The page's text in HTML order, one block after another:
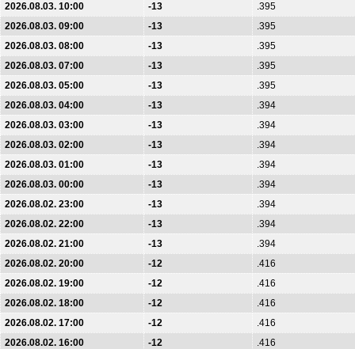
2026.08.03. 10:00
-13
.395
2026.08.03. 09:00
-13
.395
2026.08.03. 08:00
-13
.395
2026.08.03. 07:00
-13
.395
2026.08.03. 05:00
-13
.395
2026.08.03. 04:00
-13
.394
2026.08.03. 03:00
-13
.394
2026.08.03. 02:00
-13
.394
2026.08.03. 01:00
-13
.394
2026.08.03. 00:00
-13
.394
2026.08.02. 23:00
-13
.394
2026.08.02. 22:00
-13
.394
2026.08.02. 21:00
-13
.394
2026.08.02. 20:00
-12
.416
2026.08.02. 19:00
-12
.416
2026.08.02. 18:00
-12
.416
2026.08.02. 17:00
-12
.416
2026.08.02. 16:00
-12
.416